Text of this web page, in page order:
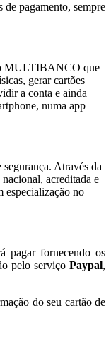
de pagamento, sempre
MULTIBANCO que
gerar cartões
a conta e ainda
numa app
Através da
acreditada e
especialização no
pagar fornecendo os
pelo serviço Paypal,
do seu cartão de